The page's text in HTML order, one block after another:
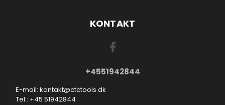
KONTAKT
+4551942844
E-mail: kontakt@ctctools.dk
Tel.: +45 51942844